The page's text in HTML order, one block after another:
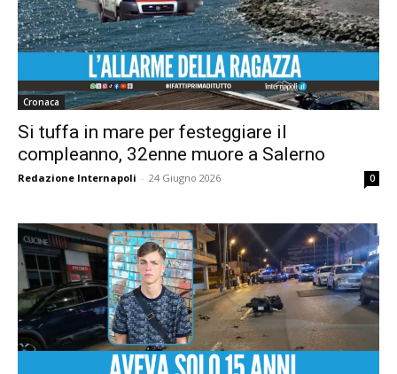
Cronaca
Si tuffa in mare per festeggiare il
compleanno, 32enne muore a Salerno
Redazione Internapoli - 24 Giugno 2026 0